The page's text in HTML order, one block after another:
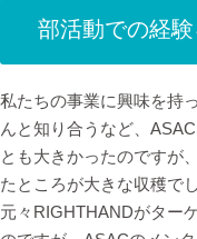
部活動での経
私たちの事業に興味を持
んと知り合うなど、
とも大きかったのですが
たところが大きな収穫でし
元々RIGHTHANDがター